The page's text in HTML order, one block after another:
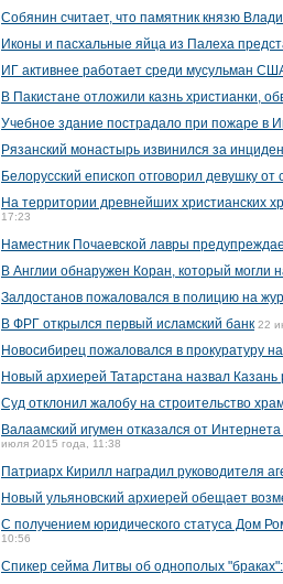
Собянин считает, что памятник князю
Иконы и пасхальные яйца из Палеха
ИГ активнее работает среди мусульман
В Пакистане отложили казнь христианки,
Учебное здание пострадало при пожаре в
Рязанский монастырь извинился за
Белорусский епископ отговорил девушку от
На территории древнейших христианских
17:23
Наместник Почаевской лавры
В Англии обнаружен Коран, который могли
Залдостанов пожаловался в полицию на
В ФРГ открылся первый исламский банк 22
Новосибирец пожаловался в прокуратуру
Новый архиерей Татарстана назвал Казань
Суд отклонил жалобу на строительство
Валаамский игумен отказался от
июля 2015 года, 11:38
Патриарх Кирилл наградил руководителя
Новый ульяновский архиерей обещает
С получением юридического статуса Дом
10:56
Спикер сейма Литвы об однополых